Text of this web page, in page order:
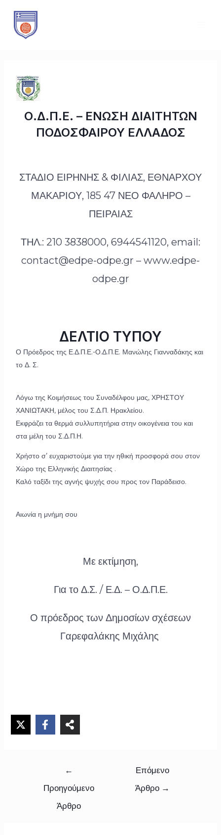
περιεχόμενο
Ο.Δ.Π.Ε. – ΕΝΩΣΗ ΔΙΑΙΤΗΤΩΝ
ΠΟΔΟΣΦΑΙΡΟΥ ΕΛΛΑΔΟΣ
ΣΤΑΔΙΟ ΕΙΡΗΝΗΣ & ΦΙΛΙΑΣ, ΕΘΝΑΡΧΟΥ
ΜΑΚΑΡΙΟΥ, 185 47 ΝΕΟ ΦΑΛΗΡΟ –
ΠΕΙΡΑΙΑΣ
ΤΗΛ.: 210 3838000, 6944541120, email:
contact@edpe-odpe.gr – www.edpe-
odpe.gr
ΔΕΛΤΙΟ ΤΥΠΟΥ
Ο Πρόεδρος της Ε.Δ.Π.Ε.-Ο.Δ.Π.Ε. Μανώλης Γιανναδάκης και
το Δ. Σ.
Λόγω της Κοιμήσεως του Συναδέλφου μας, ΧΡΗΣΤΟΥ
ΧΑΝΙΩΤΑΚΗ, μέλος του Σ.Δ.Π. Ηρακλείου.
Εκφράζει τα θερμά συλλυπητήρια στην οικογένεια του και
στα μέλη του Σ.Δ.Π.Η.
Χρήστο σ’ ευχαριστούμε για την ηθική προσφορά σου στον
Χώρο της Ελληνικής Διαιτησίας .
Καλό ταξίδι της αγνής ψυχής σου προς τον Παράδεισο.
Αιωνία η μνήμη σου
Με εκτίμηση,
Για το Δ.Σ. / Ε.Δ. – Ο.Δ.Π.Ε.
Ο πρόεδρος των Δημοσίων σχέσεων
Γαρεφαλάκης Μιχάλης
άρθρων
←
Προηγούμενο
Άρθρο
Επόμενο
Άρθρο →